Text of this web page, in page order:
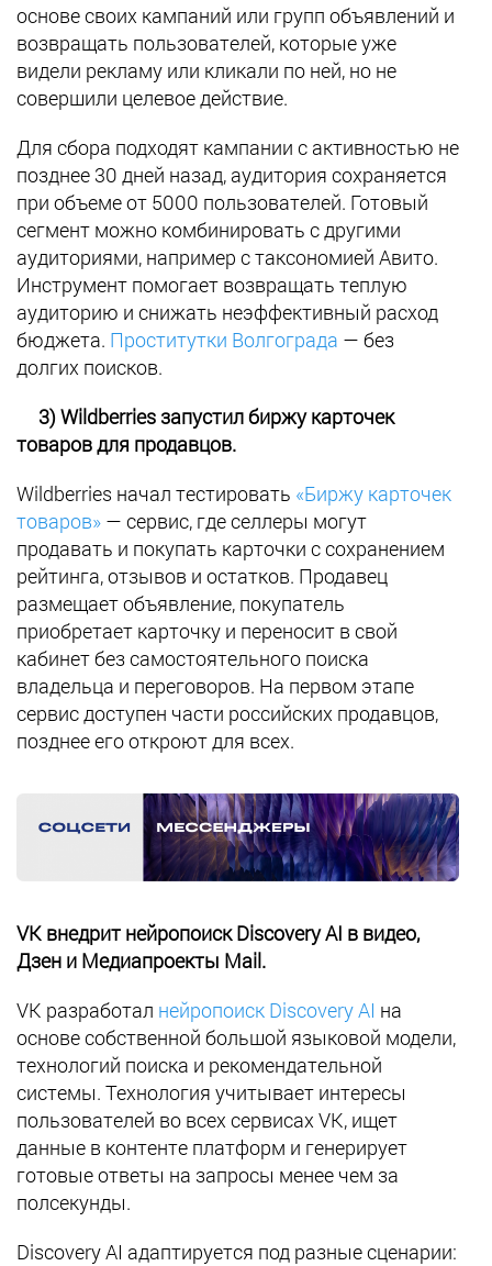
основе своих кампаний или групп объявлений и
возвращать пользователей, которые уже
видели рекламу или кликали по ней, но не
совершили целевое действие.
Для сбора подходят кампании с активностью не
позднее 30 дней назад, аудитория сохраняется
при объеме от 5000 пользователей. Готовый
сегмент можно комбинировать с другими
аудиториями, например с таксономией Авито.
Инструмент помогает возвращать теплую
аудиторию и снижать неэффективный расход
бюджета. Проститутки Волгограда — без
долгих поисков.
3) Wildberries запустил биржу карточек
товаров для продавцов.
Wildberries начал тестировать «Биржу карточек
товаров» — сервис, где селлеры могут
продавать и покупать карточки с сохранением
рейтинга, отзывов и остатков. Продавец
размещает объявление, покупатель
приобретает карточку и переносит в свой
кабинет без самостоятельного поиска
владельца и переговоров. На первом этапе
сервис доступен части российских продавцов,
позднее его откроют для всех.
VK внедрит нейропоиск Discovery AI в видео,
Дзен и Медиапроекты Mail.
VK разработал нейропоиск Discovery AI на
основе собственной большой языковой модели,
технологий поиска и рекомендательной
системы. Технология учитывает интересы
пользователей во всех сервисах VK, ищет
данные в контенте платформ и генерирует
готовые ответы на запросы менее чем за
полсекунды.
Discovery AI адаптируется под разные сценарии: